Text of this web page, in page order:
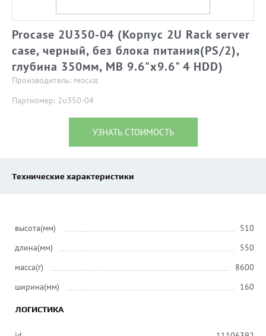
Procase 2U350-04 (Корпус 2U Rack server
case, черный, без блока питания(PS/2),
глубина 350мм, MB 9.6"x9.6" 4 HDD)
Производитель: PROCASE
Партномер: 2u350-04
УЗНАТЬ СТОИМОСТЬ
Технические характеристики
высота(мм)
510
длина(мм)
550
масса(г)
8600
ширина(мм)
160
ЛОГИСТИКА